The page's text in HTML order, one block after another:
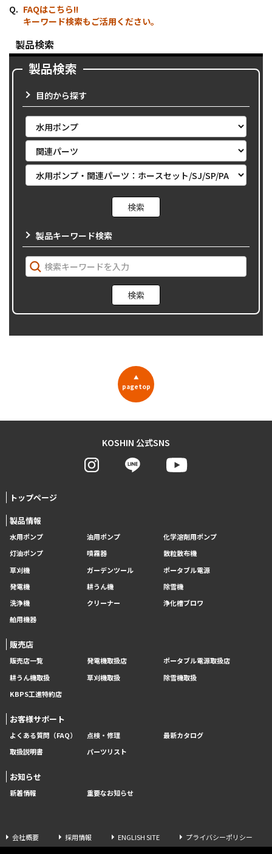
FAQはこちら!!
キーワード検索もご活用ください。
製品検索
製品検索
目的から探す
製品キーワード検索
▲
pagetop
KOSHIN 公式SNS
トップページ
製品情報
水用ポンプ 油用ポンプ
化学溶剤用ポンプ
灯油ポンプ
噴霧器
散粒散布機
草刈機
ガーデンツール
ポータブル電源
発電機
耕うん機
除雪機
洗浄機
クリーナー
浄化槽ブロワ
舶用機器
販売店
販売店一覧 発電機取扱店
ポータブル電源取扱店
耕うん機取扱
草刈機取扱
除雪機取扱
KBPS工進特約店
お客様サポート
よくある質問（FAQ） 点検・修理
最新カタログ
取扱説明書
パーツリスト
お知らせ
新着情報 重要なお知らせ
会社概要 採用情報 ENGLISH SITE プライバシーポリシー